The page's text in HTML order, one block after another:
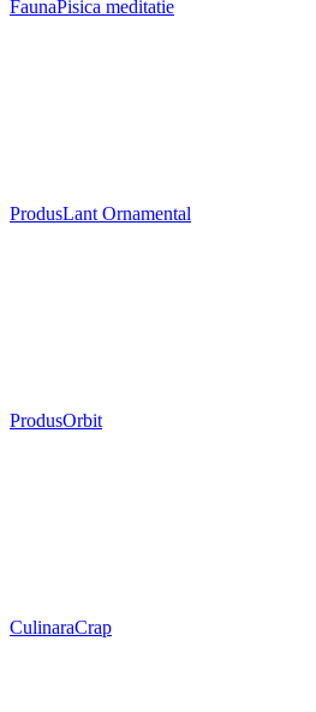
FaunaPisica meditatie
ProdusLant Ornamental
ProdusOrbit
CulinaraCrap